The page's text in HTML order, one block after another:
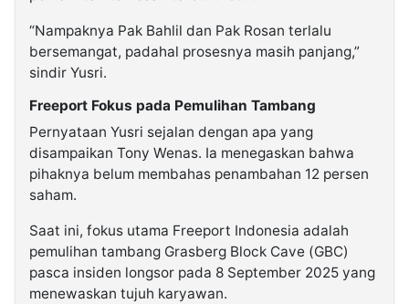
“Nampaknya Pak Bahlil dan Pak Rosan terlalu
bersemangat, padahal prosesnya masih panjang,”
sindir Yusri.
Freeport Fokus pada Pemulihan Tambang
Pernyataan Yusri sejalan dengan apa yang
disampaikan Tony Wenas. Ia menegaskan bahwa
pihaknya belum membahas penambahan 12 persen
saham.
Saat ini, fokus utama Freeport Indonesia adalah
pemulihan tambang Grasberg Block Cave (GBC)
pasca insiden longsor pada 8 September 2025 yang
menewaskan tujuh karyawan.